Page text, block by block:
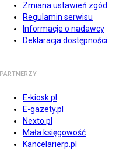
Zmiana ustawień zgód
Regulamin serwisu
Informacje o nadawcy
Deklaracja dostępności
PARTNERZY
E-kiosk.pl
E-gazety.pl
Nexto.pl
Mała księgowość
Kancelarierp.pl